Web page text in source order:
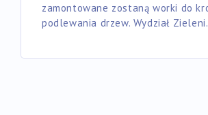
zamontowane zostaną worki do
podlewania drzew. Wydział